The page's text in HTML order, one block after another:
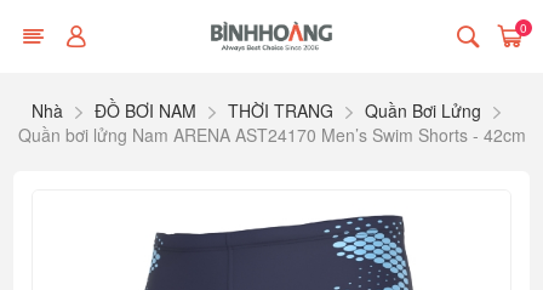
0
Nhà ĐỒ BƠI NAM THỜI TRANG
Quần Bơi Lửng
Quần bơi lửng Nam ARENA AST24170 Men’s Swim Shorts - 42cm